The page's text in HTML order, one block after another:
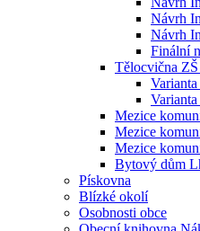
Návrh
Návrh
Finální
Tělocvična
Varianta
Varianta
Mezice
Mezice
Mezice
Bytový dům
Pískovna
Blízké okolí
Osobnosti obce